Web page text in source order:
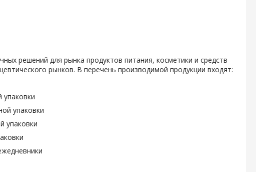
решений для рынка продуктов питания, косметики и средств
рынков. В перечень производимой продукции входят:
упаковки
упаковки
упаковки